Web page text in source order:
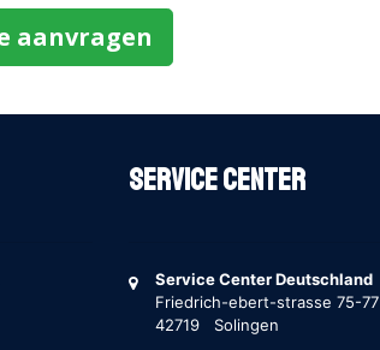
aanvragen
Service Center
Service Center Deutschland
Friedrich-ebert-strasse 75-77
42719 Solingen